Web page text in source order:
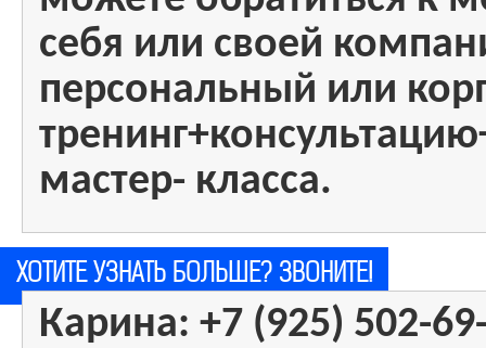
себя или своей
персональный или
мастер- класса.
ХОТИТЕ УЗНАТЬ БОЛЬШЕ? ЗВОНИТЕ!
Карина: +7 (925) 502-